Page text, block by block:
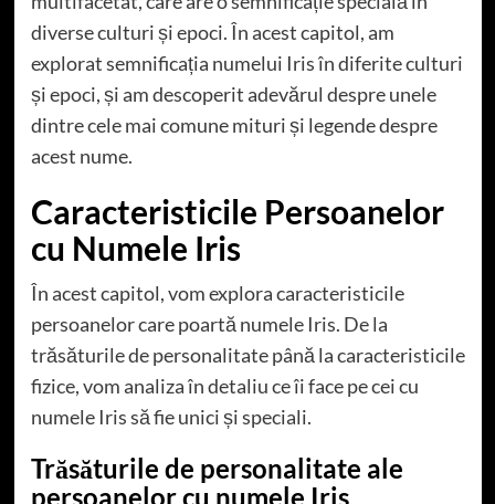
diverse culturi și epoci. În acest capitol, am
explorat semnificația numelui Iris în diferite culturi
și epoci, și am descoperit adevărul despre unele
dintre cele mai comune mituri și legende despre
acest nume.
Caracteristicile Persoanelor
cu Numele Iris
În acest capitol, vom explora caracteristicile
persoanelor care poartă numele Iris. De la
trăsăturile de personalitate până la caracteristicile
fizice, vom analiza în detaliu ce îi face pe cei cu
numele Iris să fie unici și speciali.
Trăsăturile de personalitate ale
persoanelor cu numele Iris